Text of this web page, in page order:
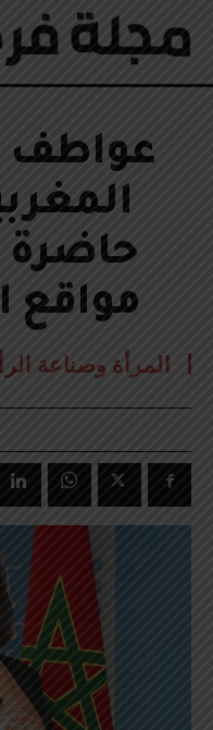
عواطف
مواقع
المرأة وصناعة الرأي